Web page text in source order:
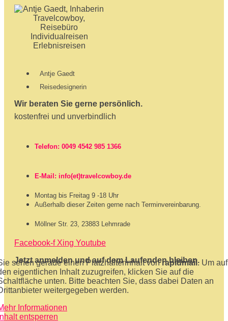
Antje Gaedt
Reisedesignerin
Wir beraten Sie gerne persönlich.
kostenfrei und unverbindlich
Telefon: 0049 4542 985 1366
E-Mail: info(et)travelcowboy.de
Montag bis Freitag 9 -18 Uhr
Außerhalb dieser Zeiten gerne nach Terminvereinbarung.
Möllner Str. 23, 23883 Lehmrade
Facebook-f Xing Youtube
Jetzt anmelden und auf dem Laufenden bleiben.
sehen gerade einen Platzhalterinhalt vonrapidmail . Um auf
eigentlichen Inhalt zuzugreifen, klicken Sie auf die
unten. Bitte beachten Sie, dass dabei Daten an
weitergegeben werden.
Informationen
entsperren